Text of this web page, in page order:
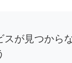
スが見つから